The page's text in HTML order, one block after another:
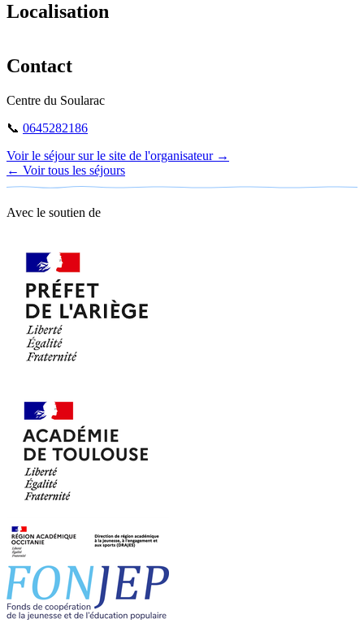
Localisation
+
Contact
Centre du Soularac
📞 0645282186
Voir le séjour sur le site de l'organisateur →
← Voir tous les séjours
Avec le soutien de